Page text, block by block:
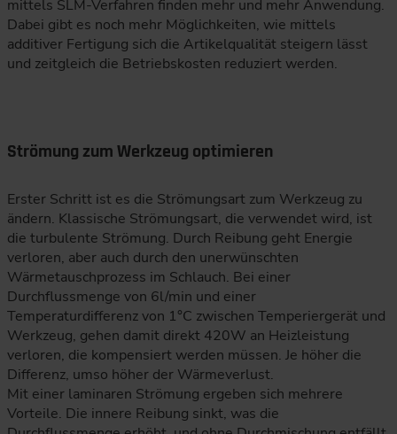
mittels SLM-Verfahren finden mehr und mehr Anwendung.
Dabei gibt es noch mehr Möglichkeiten, wie mittels
additiver Fertigung sich die Artikelqualität steigern lässt
und zeitgleich die Betriebskosten reduziert werden.
Strömung zum Werkzeug optimieren
Erster Schritt ist es die Strömungsart zum Werkzeug zu
ändern. Klassische Strömungsart, die verwendet wird, ist
die turbulente Strömung. Durch Reibung geht Energie
verloren, aber auch durch den unerwünschten
Wärmetauschprozess im Schlauch. Bei einer
Durchflussmenge von 6l/min und einer
Temperaturdifferenz von 1°C zwischen Temperiergerät und
Werkzeug, gehen damit direkt 420W an Heizleistung
verloren, die kompensiert werden müssen. Je höher die
Differenz, umso höher der Wärmeverlust.
Mit einer laminaren Strömung ergeben sich mehrere
Vorteile. Die innere Reibung sinkt, was die